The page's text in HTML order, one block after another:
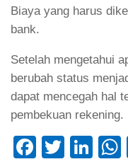
Biaya yang harus
bank.
Setelah mengetahui
berubah status
dapat mencegah hal
pembekuan rekening.